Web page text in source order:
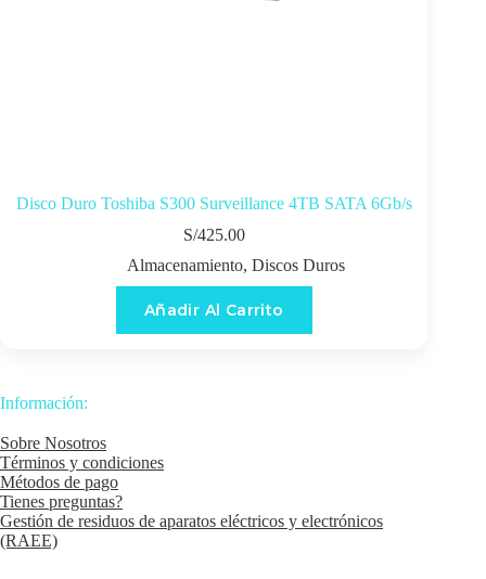
Disco Duro Toshiba S300 Surveillance 4TB SATA 6Gb/s
S/425.00
Almacenamiento, Discos Duros
Añadir Al Carrito
Información:
Sobre Nosotros
Términos y condiciones
Métodos de pago
Tienes preguntas?
Gestión de residuos de aparatos eléctricos y electrónicos
(RAEE)